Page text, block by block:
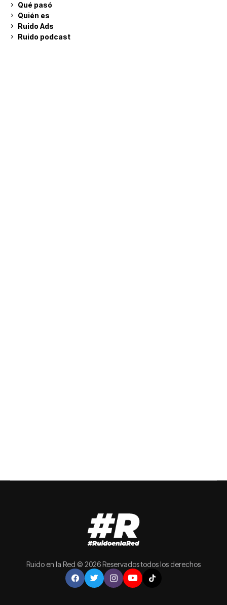
Qué pasó
Quién es
Ruido Ads
Ruido podcast
Ruido en la Red © 2026 Reservados todos los derechos